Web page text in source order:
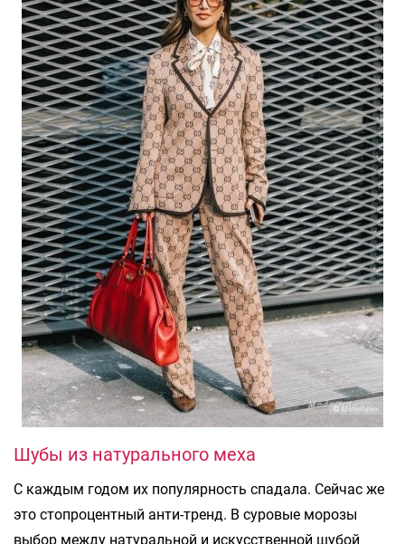
Шубы из натурального меха
С каждым годом их популярность спадала. Сейчас же
это стопроцентный анти-тренд. В суровые морозы
выбор между натуральной и искусственной шубой